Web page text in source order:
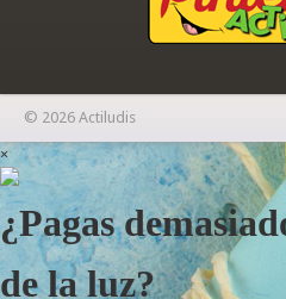
© 2026 Actiludis
×
¿Pagas
de la luz?